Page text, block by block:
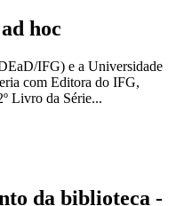
hoc
IFG) e a Universidade
com Editora do IFG,
Livro da Série...
da biblioteca -